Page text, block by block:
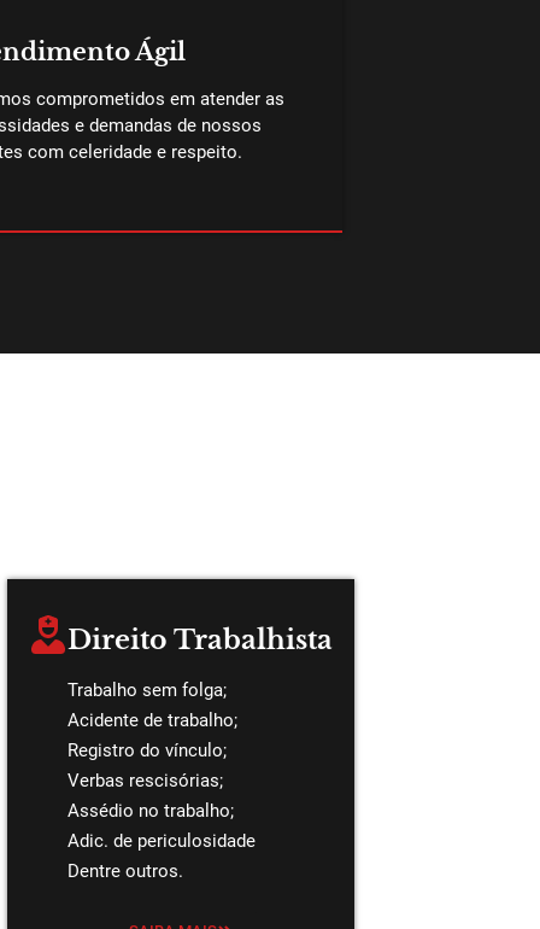
Ágil
comprometidos em atender as
e demandas de nossos
com celeridade e respeito.
Direito Trabalhista
Trabalho sem folga;
Acidente de trabalho;
Registro do vínculo;
Verbas rescisórias;
Assédio no trabalho;
Adic. de periculosidade
Dentre outros.